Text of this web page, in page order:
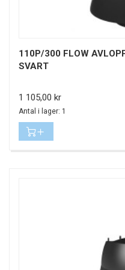
110P/300 FLOW
SVART
Pris
1 105,00 kr
Antal i lager: 1